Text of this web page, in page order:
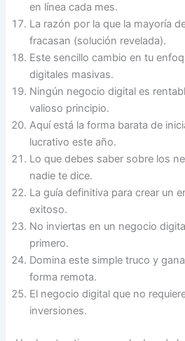
en línea cada mes.
La razón por la que la mayoría
fracasan (solución revelada).
Este sencillo cambio en tu
digitales masivas.
Ningún negocio digital es
valioso principio.
Aquí está la forma barata de
lucrativo este año.
Lo que debes saber sobre los
nadie te dice.
La guía definitiva para crear un
exitoso.
No inviertas en un negocio
primero.
Domina este simple truco y
forma remota.
El negocio digital que no
inversiones.